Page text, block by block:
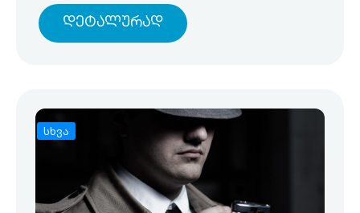
Დეტალურად
სხვა